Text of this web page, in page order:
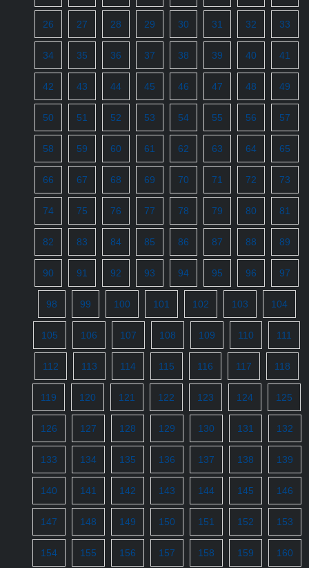
26 27 28 29 30 31 32 33
34 35 36 37 38 39 40 41
42 43 44 45 46 47 48 49
50 51 52 53 54 55 56 57
58 59 60 61 62 63 64 65
66 67 68 69 70 71 72 73
74 75 76 77 78 79 80 81
82 83 84 85 86 87 88 89
90 91 92 93 94 95 96 97
98 99 100 101 102 103 104
105 106 107 108 109 110 111
112 113 114 115 116 117 118
119 120 121 122 123 124 125
126 127 128 129 130 131 132
133 134 135 136 137 138 139
140 141 142 143 144 145 146
147 148 149 150 151 152 153
154 155 156 157 158 159 160